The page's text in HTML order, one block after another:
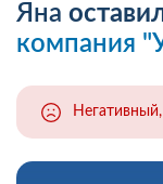
Яна
компания